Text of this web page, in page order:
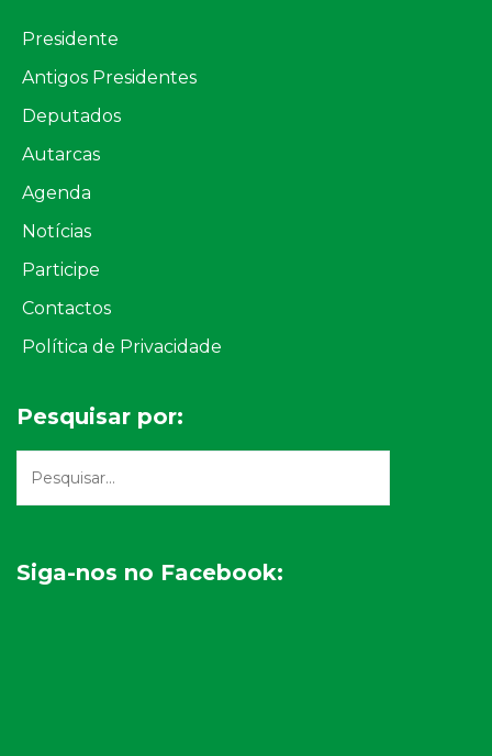
Presidente
Antigos Presidentes
Deputados
Autarcas
Agenda
Notícias
Participe
Contactos
Política de Privacidade
Pesquisar por:
Siga-nos no Facebook: